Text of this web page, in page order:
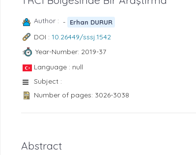
Author : - Erhan DURUR
DOI : 10.26449/sssj.1542
Year-Number: 2019-37
Language : null
Subject :
Number of pages: 3026-3038
Abstract